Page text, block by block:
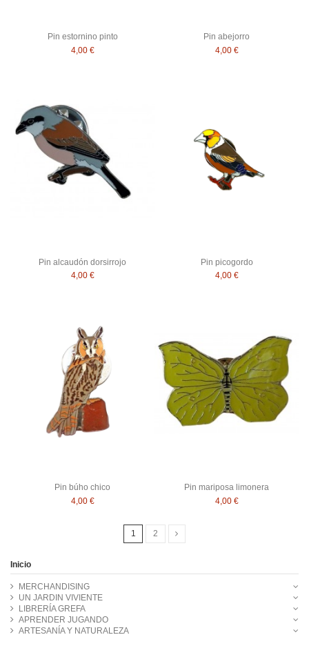
Pin estornino pinto
4,00 €
Pin abejorro
4,00 €
Pin alcaudón dorsirrojo
4,00 €
Pin picogordo
4,00 €
Pin búho chico
4,00 €
Pin mariposa limonera
4,00 €
1 2
Inicio
MERCHANDISING
UN JARDIN VIVIENTE
LIBRERÍA GREFA
APRENDER JUGANDO
ARTESANÍA Y NATURALEZA